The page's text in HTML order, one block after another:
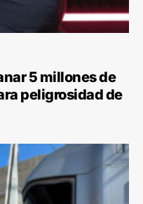
5 millones de
peligrosidad de